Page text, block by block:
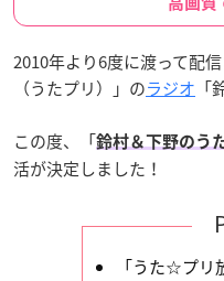
2010年より6度に渡って配
（うたプリ）」のラジオ
この度、「鈴村＆下野のう
活が決定しました！
「うた☆プリ